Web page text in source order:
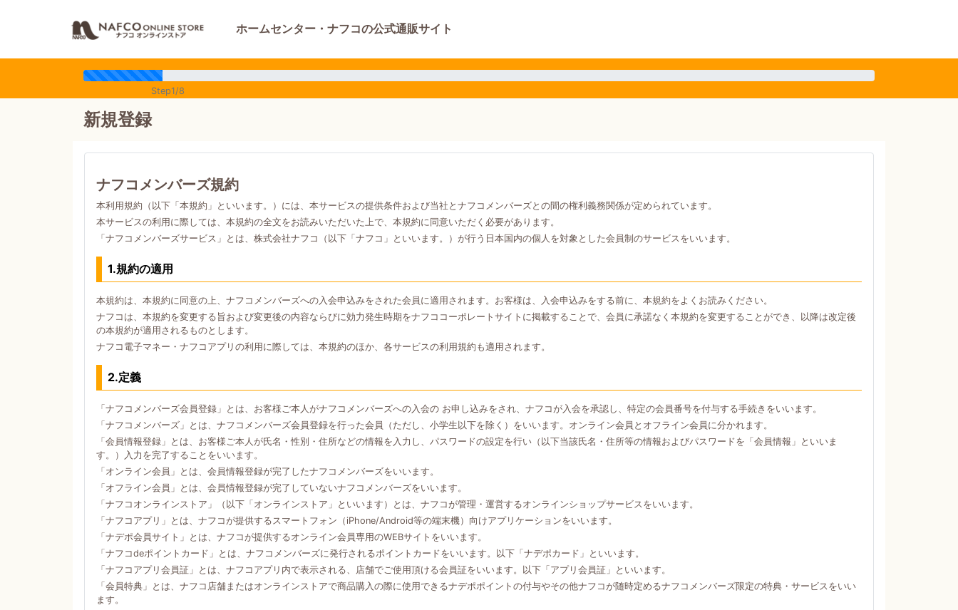
ホームセンター・ナフコの公式通販サイト
Step1/8
新規登録
ナフコメンバーズ規約
本利用規約（以下「本規約」といいます。）には、本サービスの提供条件および当社とナフコメンバーズとの間の権利義務関係が定められています。
本サービスの利用に際しては、本規約の全文をお読みいただいた上で、本規約に同意いただく必要があります。
「ナフコメンバーズサービス」とは、株式会社ナフコ（以下「ナフコ」といいます。）が行う日本国内の個人を対象とした会員制のサービスをいいます。
1.規約の適用
本規約は、本規約に同意の上、ナフコメンバーズへの入会申込みをされた会員に適用されます。お客様は、入会申込みをする前に、本規約をよくお読みください。
ナフコは、本規約を変更する旨および変更後の内容ならびに効力発生時期をナフココーポレートサイトに掲載することで、会員に承諾なく本規約を変更することができ、以降は改定後
の本規約が適用されるものとします。
ナフコ電子マネー・ナフコアプリの利用に際しては、本規約のほか、各サービスの利用規約も適用されます。
2.定義
「ナフコメンバーズ会員登録」とは、お客様ご本人がナフコメンバーズへの入会の お申し込みをされ、ナフコが入会を承認し、特定の会員番号を付与する手続きをいいます。
「ナフコメンバーズ」とは、ナフコメンバーズ会員登録を行った会員（ただし、小学生以下を除く）をいいます。オンライン会員とオフライン会員に分かれます。
「会員情報登録」とは、お客様ご本人が氏名・性別・住所などの情報を入力し、パスワードの設定を行い（以下当該氏名・住所等の情報およびパスワードを「会員情報」といいま
す。）入力を完了することをいいます。
「オンライン会員」とは、会員情報登録が完了したナフコメンバーズをいいます。
「オフライン会員」とは、会員情報登録が完了していないナフコメンバーズをいいます。
「ナフコオンラインストア」（以下「オンラインストア」といいます）とは、ナフコが管理・運営するオンラインショップサービスをいいます。
「ナフコアプリ」とは、ナフコが提供するスマートフォン（iPhone/Android等の端末機）向けアプリケーションをいいます。
「ナデポ会員サイト」とは、ナフコが提供するオンライン会員専用のWEBサイトをいいます。
「ナフコdeポイントカード」とは、ナフコメンバーズに発行されるポイントカードをいいます。以下「ナデポカード」といいます。
「ナフコアプリ会員証」とは、ナフコアプリ内で表示される、店舗でご使用頂ける会員証をいいます。以下「アプリ会員証」といいます。
「会員特典」とは、ナフコ店舗またはオンラインストアで商品購入の際に使用できるナデポポイントの付与やその他ナフコが随時定めるナフコメンバーズ限定の特典・サービスをいい
ます。